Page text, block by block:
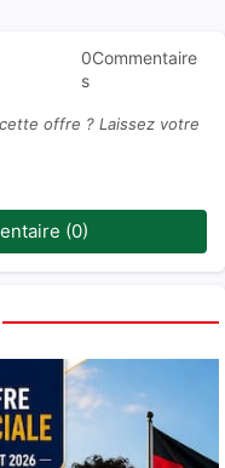
0Commentaire
s
offre ? Laissez votre
(0)